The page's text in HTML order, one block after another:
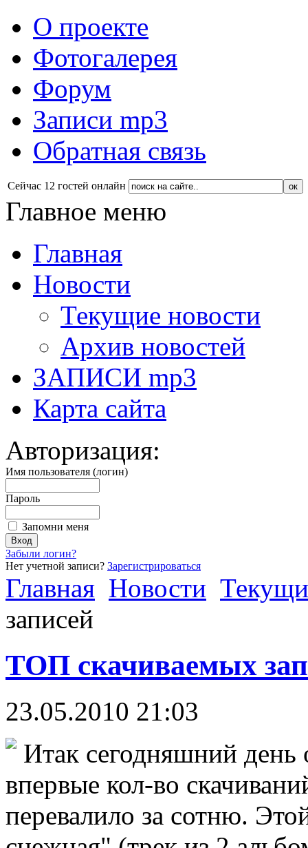
О проекте
Фотогалерея
Форум
Записи mp3
Обратная связь
Сейчас 12 гостей онлайн
Главное меню
Главная
Новости
Текущие новости
Архив новостей
ЗАПИСИ mp3
Карта сайта
Авторизация:
Имя пользователя (логин)
Пароль
Запомни меня
Забыли логин?
Нет учетной записи? Зарегистрироваться
Главная Новости
записей
ТОП скачиваемых
23.05.2010 21:03
Итак сегодняшний день
впервые кол-во
перевалило за сотню.